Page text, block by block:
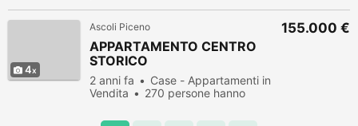
4
Ascoli Piceno
APPARTAMENTO CENTRO
STORICO
2 anni fa
Case - Appartamenti in
Vendita
270 persone hanno
155.000 €